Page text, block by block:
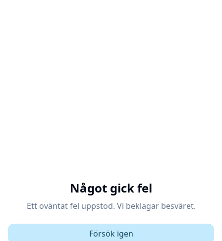
Något gick fel
Ett oväntat fel uppstod. Vi beklagar besväret.
Försök igen